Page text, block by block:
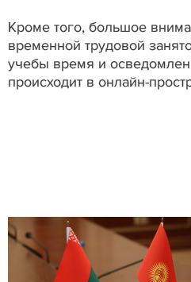
Кроме того, большое
временной трудовой
учебы время и
происходит в онлайн-